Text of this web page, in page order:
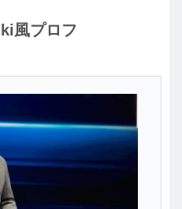
風プロフ